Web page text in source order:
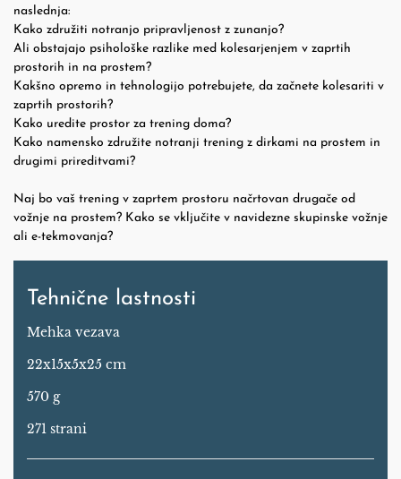
naslednja:
Kako združiti notranjo pripravljenost z zunanjo?
Ali obstajajo psihološke razlike med kolesarjenjem v zaprtih
prostorih in na prostem?
Kakšno opremo in tehnologijo potrebujete, da začnete kolesariti v
zaprtih prostorih?
Kako uredite prostor za trening doma?
Kako namensko združite notranji trening z dirkami na prostem in
drugimi prireditvami?
Naj bo vaš trening v zaprtem prostoru načrtovan drugače od
vožnje na prostem? Kako se vključite v navidezne skupinske vožnje
ali e-tekmovanja?
Tehnične lastnosti
Mehka vezava
22x15x5x25 cm
570 g
271 strani